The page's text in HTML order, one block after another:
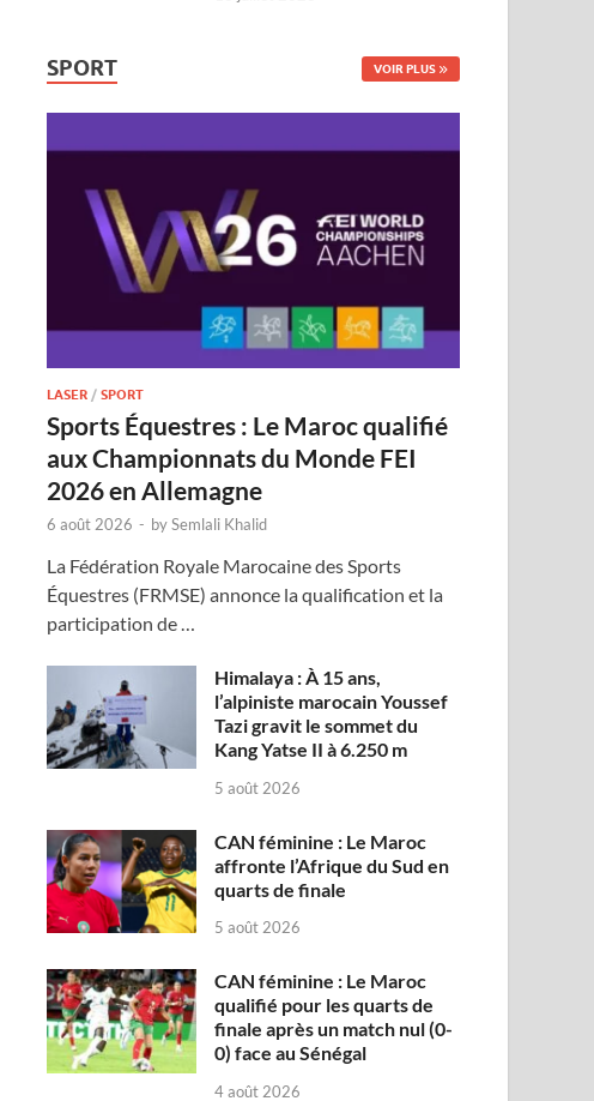
SPORT VOIR PLUS
LASER /SPORT
Sports Équestres : Le Maroc qualifié
aux Championnats du Monde FEI
2026 en Allemagne
6 août 2026 - bySemlali Khalid
La Fédération Royale Marocaine des Sports
Équestres (FRMSE) annonce la qualification et la
participation de …
Himalaya : À 15 ans,
l’alpiniste marocain Youssef
Tazi gravit le sommet du
Kang Yatse II à 6.250 m
5 août 2026
CAN féminine : Le Maroc
affronte l’Afrique du Sud en
quarts de finale
5 août 2026
CAN féminine : Le Maroc
qualifié pour les quarts de
finale après un match nul (0-
0) face au Sénégal
4 août 2026